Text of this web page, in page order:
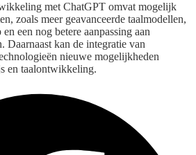
met ChatGPT omvat mogelijk
zoals meer geavanceerde taalmodellen,
een nog betere aanpassing aan
Daarnaast kan de integratie van
nieuwe mogelijkheden
en taalontwikkeling.